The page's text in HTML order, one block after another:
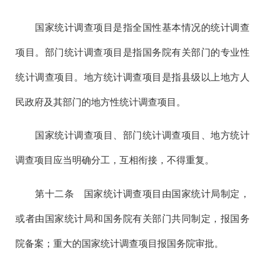
国家统计调查项目是指全国性基本情况的统计调查
项目。部门统计调查项目是指国务院有关部门的专业性
统计调查项目。地方统计调查项目是指县级以上地方人
民政府及其部门的地方性统计调查项目。
国家统计调查项目、部门统计调查项目、地方统计
调查项目应当明确分工，互相衔接，不得重复。
第十二条 国家统计调查项目由国家统计局制定，
或者由国家统计局和国务院有关部门共同制定，报国务
院备案；重大的国家统计调查项目报国务院审批。